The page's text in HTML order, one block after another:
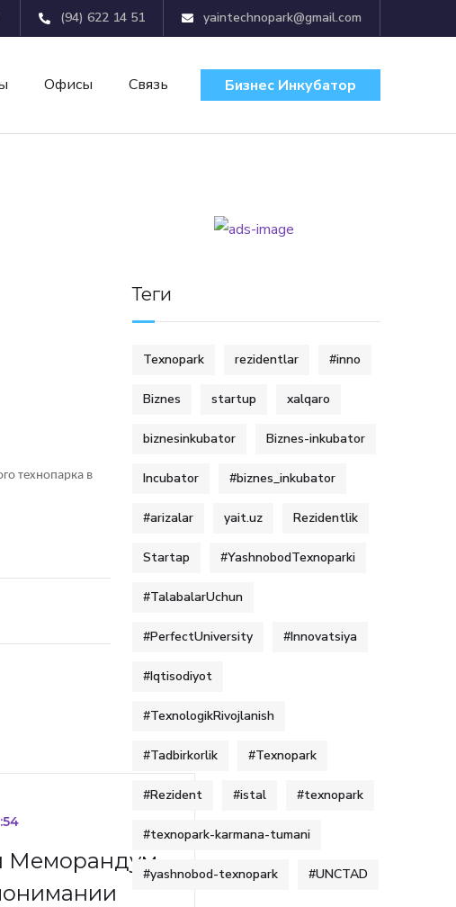
(94) 622 14 51 yaintechnopark@gmail.com
Офисы Связь Бизнес Инкубатор
технопарка в
Меморандум
Теги
Texnopark rezidentlar #inno
Biznes startup xalqaro
biznesinkubator Biznes-inkubator
Incubator #biznes_inkubator
#arizalar yait.uz Rezidentlik
Startap #YashnobodTexnoparki
#TalabalarUchun
#PerfectUniversity #Innovatsiya
#Iqtisodiyot
#TexnologikRivojlanish
#Tadbirkorlik #Texnopark
#Rezident #istal #texnopark
#texnopark-karmana-tumani
#yashnobod-texnopark #UNCTAD